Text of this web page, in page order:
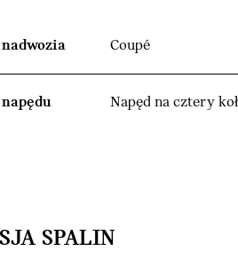
Coupé
Napęd na cztery
SPALIN